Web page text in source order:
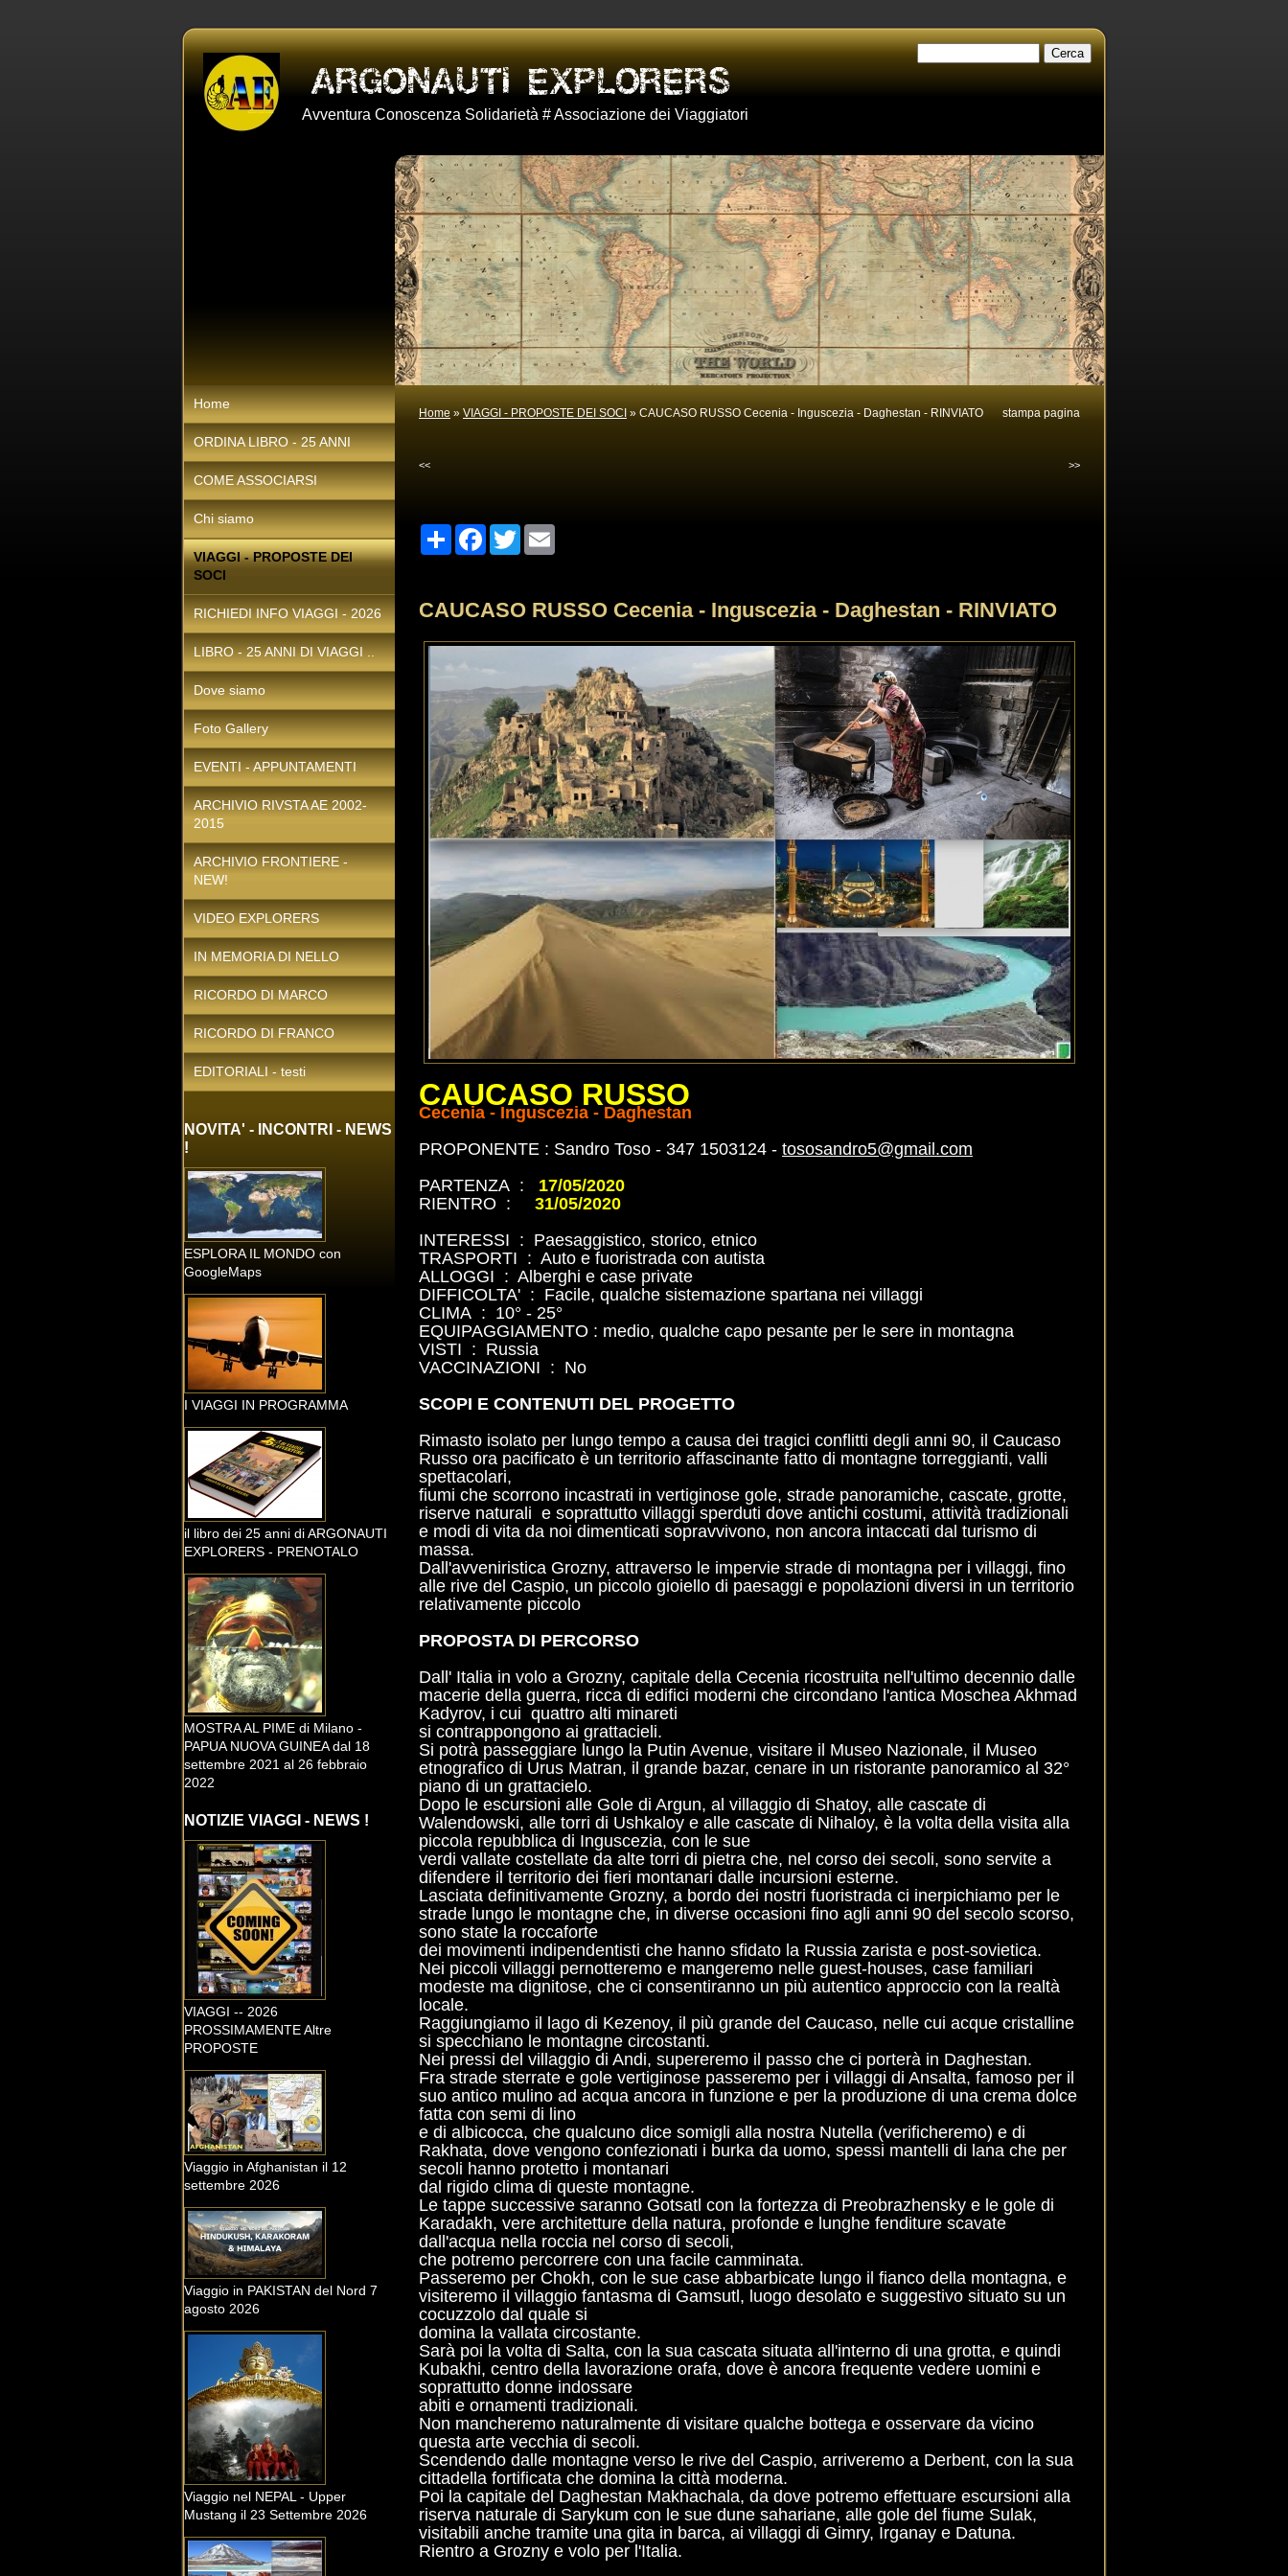
Avventura Conoscenza Solidarietà # Associazione dei Viaggiatori
Home » VIAGGI - PROPOSTE DEI SOCI » CAUCASO RUSSO Cecenia - Inguscezia - Daghestan - RINVIATO stampa pagina
<< >>
Share Facebook
Twitter
CAUCASO RUSSO Cecenia - Inguscezia - Daghestan - RINVIATO
CAUCASO RUSSO
Cecenia - Inguscezia - Daghestan
PROPONENTE : Sandro Toso - 347 1503124 - tososandro5@gmail.com
PARTENZA : 17/05/2020
RIENTRO : 31/05/2020
INTERESSI : Paesaggistico, storico, etnico
TRASPORTI : Auto e fuoristrada con autista
ALLOGGI : Alberghi e case private
DIFFICOLTA' : Facile, qualche sistemazione spartana nei villaggi
CLIMA : 10° - 25°
EQUIPAGGIAMENTO : medio, qualche capo pesante per le sere in montagna
VISTI : Russia
VACCINAZIONI : No
SCOPI E CONTENUTI DEL PROGETTO
Rimasto isolato per lungo tempo a causa dei tragici conflitti degli anni 90, il Caucaso
Russo ora pacificato è un territorio affascinante fatto di montagne torreggianti, valli
spettacolari,
fiumi che scorrono incastrati in vertiginose gole, strade panoramiche, cascate, grotte,
riserve naturali e soprattutto villaggi sperduti dove antichi costumi, attività tradizionali
e modi di vita da noi dimenticati sopravvivono, non ancora intaccati dal turismo di
massa.
Dall'avveniristica Grozny, attraverso le impervie strade di montagna per i villaggi, fino
alle rive del Caspio, un piccolo gioiello di paesaggi e popolazioni diversi in un territorio
relativamente piccolo
PROPOSTA DI PERCORSO
Dall' Italia in volo a Grozny, capitale della Cecenia ricostruita nell'ultimo decennio dalle
macerie della guerra, ricca di edifici moderni che circondano l'antica Moschea Akhmad
Kadyrov, i cui quattro alti minareti
si contrappongono ai grattacieli.
Si potrà passeggiare lungo la Putin Avenue, visitare il Museo Nazionale, il Museo
etnografico di Urus Matran, il grande bazar, cenare in un ristorante panoramico al 32°
piano di un grattacielo.
Dopo le escursioni alle Gole di Argun, al villaggio di Shatoy, alle cascate di
Walendowski, alle torri di Ushkaloy e alle cascate di Nihaloy, è la volta della visita alla
piccola repubblica di Inguscezia, con le sue
verdi vallate costellate da alte torri di pietra che, nel corso dei secoli, sono servite a
difendere il territorio dei fieri montanari dalle incursioni esterne.
Lasciata definitivamente Grozny, a bordo dei nostri fuoristrada ci inerpichiamo per le
strade lungo le montagne che, in diverse occasioni fino agli anni 90 del secolo scorso,
sono state la roccaforte
dei movimenti indipendentisti che hanno sfidato la Russia zarista e post-sovietica.
Nei piccoli villaggi pernotteremo e mangeremo nelle guest-houses, case familiari
modeste ma dignitose, che ci consentiranno un più autentico approccio con la realtà
locale.
Raggiungiamo il lago di Kezenoy, il più grande del Caucaso, nelle cui acque cristalline
si specchiano le montagne circostanti.
Nei pressi del villaggio di Andi, supereremo il passo che ci porterà in Daghestan.
Fra strade sterrate e gole vertiginose passeremo per i villaggi di Ansalta, famoso per il
suo antico mulino ad acqua ancora in funzione e per la produzione di una crema dolce
fatta con semi di lino
e di albicocca, che qualcuno dice somigli alla nostra Nutella (verificheremo) e di
Rakhata, dove vengono confezionati i burka da uomo, spessi mantelli di lana che per
secoli hanno protetto i montanari
dal rigido clima di queste montagne.
Le tappe successive saranno Gotsatl con la fortezza di Preobrazhensky e le gole di
Karadakh, vere architetture della natura, profonde e lunghe fenditure scavate
dall'acqua nella roccia nel corso di secoli,
che potremo percorrere con una facile camminata.
Passeremo per Chokh, con le sue case abbarbicate lungo il fianco della montagna, e
visiteremo il villaggio fantasma di Gamsutl, luogo desolato e suggestivo situato su un
cocuzzolo dal quale si
domina la vallata circostante.
Sarà poi la volta di Salta, con la sua cascata situata all'interno di una grotta, e quindi
Kubakhi, centro della lavorazione orafa, dove è ancora frequente vedere uomini e
soprattutto donne indossare
abiti e ornamenti tradizionali.
Non mancheremo naturalmente di visitare qualche bottega e osservare da vicino
questa arte vecchia di secoli.
Scendendo dalle montagne verso le rive del Caspio, arriveremo a Derbent, con la sua
cittadella fortificata che domina la città moderna.
Poi la capitale del Daghestan Makhachala, da dove potremo effettuare escursioni alla
riserva naturale di Sarykum con le sue dune sahariane, alle gole del fiume Sulak,
visitabili anche tramite una gita in barca, ai villaggi di Gimry, Irganay e Datuna.
Rientro a Grozny e volo per l'Italia.
Home
ORDINA LIBRO - 25 ANNI
COME ASSOCIARSI
Chi siamo
VIAGGI - PROPOSTE DEI
SOCI
RICHIEDI INFO VIAGGI - 2026
LIBRO - 25 ANNI DI VIAGGI ..
Dove siamo
Foto Gallery
EVENTI - APPUNTAMENTI
ARCHIVIO RIVSTA AE 2002-
2015
ARCHIVIO FRONTIERE -
NEW!
VIDEO EXPLORERS
IN MEMORIA DI NELLO
RICORDO DI MARCO
RICORDO DI FRANCO
EDITORIALI - testi
NOVITA' - INCONTRI - NEWS
!
ESPLORA IL MONDO con
GoogleMaps
I VIAGGI IN PROGRAMMA
il libro dei 25 anni di ARGONAUTI
EXPLORERS - PRENOTALO
MOSTRA AL PIME di Milano -
PAPUA NUOVA GUINEA dal 18
settembre 2021 al 26 febbraio
2022
NOTIZIE VIAGGI - NEWS !
VIAGGI -- 2026
PROSSIMAMENTE Altre
PROPOSTE
Viaggio in Afghanistan il 12
settembre 2026
Viaggio in PAKISTAN del Nord 7
agosto 2026
Viaggio nel NEPAL - Upper
Mustang il 23 Settembre 2026